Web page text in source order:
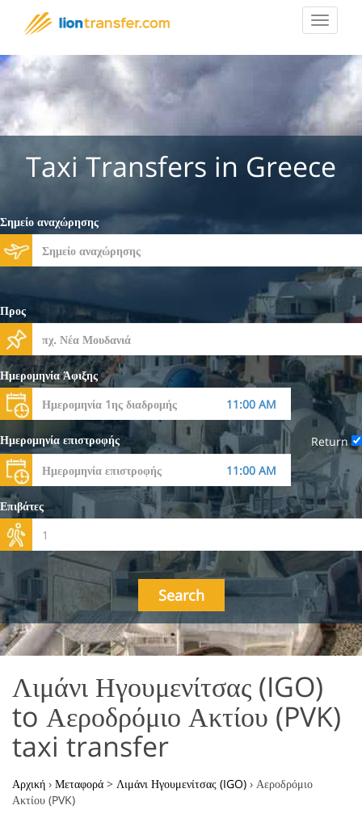
Toggle
Taxi Transfers in Greece
Σημείο αναχώρησης
Προς
Ημερομηνία Άφιξης
Ημερομηνία επιστροφής Return
Επιβάτες
Search
Λιμάνι Ηγουμενίτσας (IGO)
to Αεροδρόμιο Ακτίου (PVK)
taxi transfer
Αρχική › Μεταφορά > Λιμάνι Ηγουμενίτσας (IGO) › Αεροδρόμιο
Ακτίου (PVK)